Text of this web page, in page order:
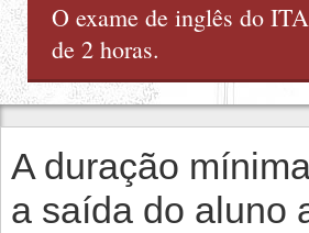
O exame de inglês do
de 2 horas.
A duração
a saída do aluno